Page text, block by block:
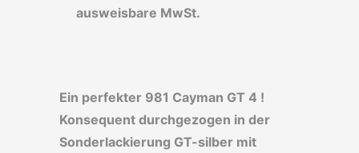
ausweisbare MwSt.
Ein perfekter 981 Cayman GT 4 !
Konsequent durchgezogen in der
Sonderlackierung GT-silber mit